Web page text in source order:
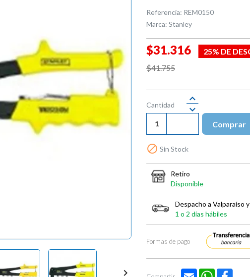

Referencia: REM0150
Marca: Stanley
$31.316
25% DE
$41.755
Cantidad
Comprar
 Sin Stock
Retiro
Disponible
Despacho a Valparaíso
1 o 2 días hábiles
Formas de pago
Email WhatsApp